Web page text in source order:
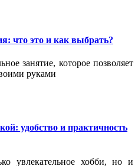
что это и как выбрать?
занятие, которое позволяет
руками
удобство и практичность
увлекательное хобби, но и